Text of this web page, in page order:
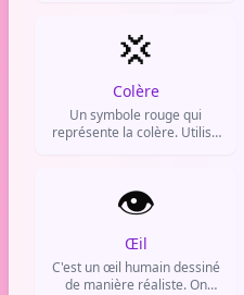
nature, l'écologie, la jalousie
ou un attachement sincère.
💢
Colère
Un symbole rouge qui
représente la colère. Utilisé
👁️
Œil
C'est un œil humain dessiné
de manière réaliste. On